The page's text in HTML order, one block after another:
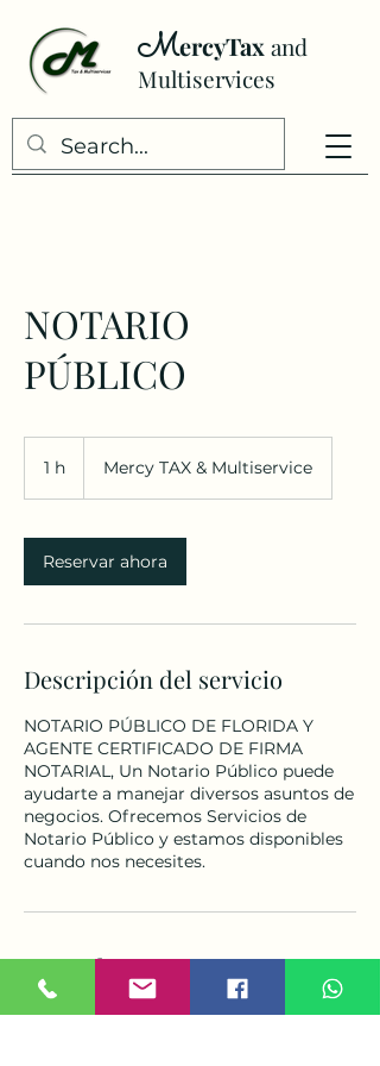
MercyTax and
Multiservices
NOTARIO
PÚBLICO
1 h Mercy TAX & Multiservice
Reservar ahora
Descripción del servicio
NOTARIO PÚBLICO DE FLORIDA Y
AGENTE CERTIFICADO DE FIRMA
NOTARIAL, Un Notario Público puede
ayudarte a manejar diversos asuntos de
negocios. Ofrecemos Servicios de
Notario Público y estamos disponibles
cuando nos necesites.
Datos de contacto
574 SW Lakota Ave, Port St. Lucie, FL,